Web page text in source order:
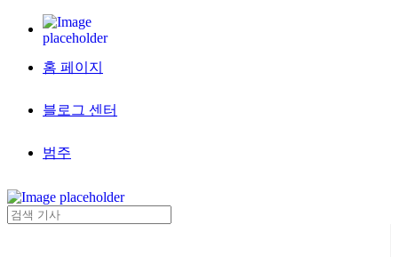
홈 페이지
블로그 센터
범주